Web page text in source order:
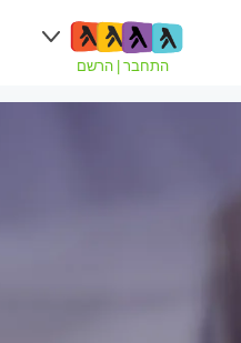
התחבר הרשם